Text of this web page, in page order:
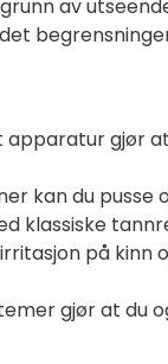
av
apparatur gjør
kan du
klassiske
på kinn
gjør at du